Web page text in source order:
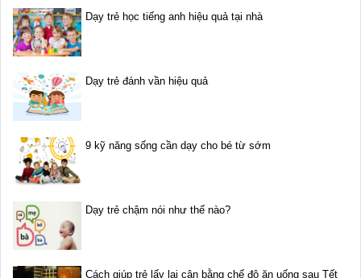
Dạy trẻ học tiếng anh hiệu quả tại nhà
Dạy trẻ đánh vần hiệu quả
9 kỹ năng sống cần dạy cho bé từ sớm
Dạy trẻ chậm nói như thế nào?
Cách giúp trẻ lấy lại cân bằng chế độ ăn uống sau Tết